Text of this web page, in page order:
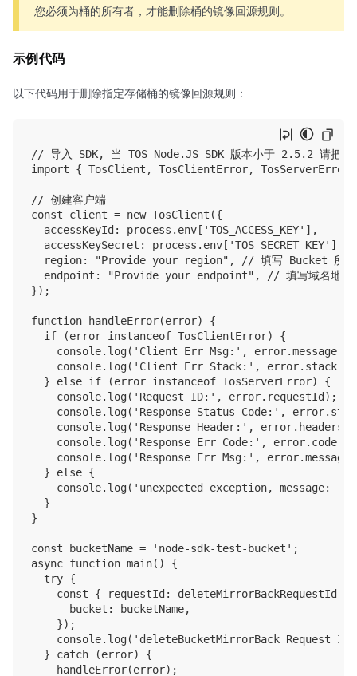
您必须为桶的所有者，才能删除桶的镜像回源规则。
示例代码
以下代码用于删除指定存储桶的镜像回源规则：
// 导入 SDK, 当 TOS Node.JS SDK 版本小于 2.5.2 请把
import { TosClient, TosClientError,
// 创建客户端
const client = new TosClient({
  accessKeyId: process.env['TOS_ACCESS_KEY'],
  accessKeySecret: process.env['TOS_SECRET_KEY'],
region: "Provide your region", // 填写 Bucket 所
  endpoint: "Provide your endpoint", // 填写域名地址
});
function handleError(error) {
  if (error instanceof TosClientError) {
    console.log('Client Err Msg:', error.message);
    console.log('Client Err Stack:', error.stack);
  } else if (error instanceof TosServerError) {
    console.log('Request ID:', error.requestId);
console.log('Response Status Code:',
    console.log('Response Header:', error.headers);
    console.log('Response Err Code:', error.code);
console.log('Response Err Msg:',
  } else {
console.log('unexpected exception, message: ',
  }
}
const bucketName = 'node-sdk-test-bucket';
async function main() {
  try {
const { requestId: deleteMirrorBackRequestId
      bucket: bucketName,
    });
console.log('deleteBucketMirrorBack Request
  } catch (error) {
    handleError(error);